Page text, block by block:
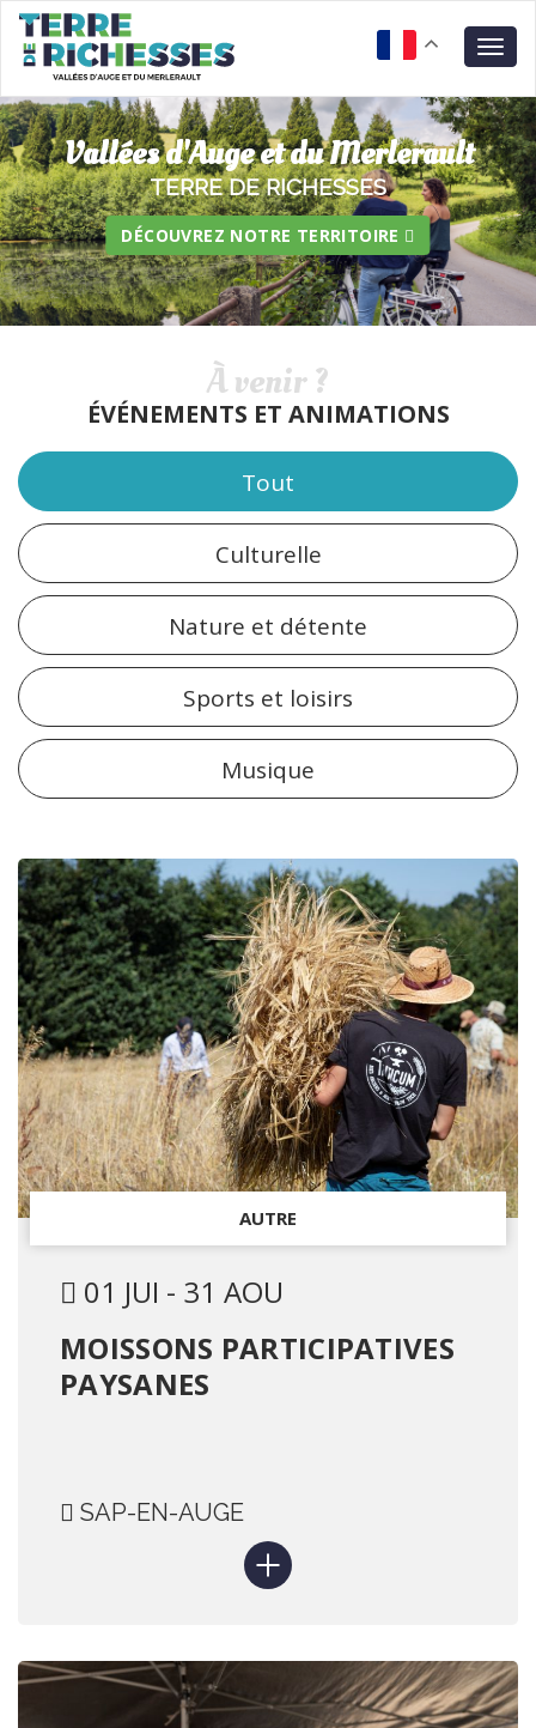
Aller
contenu
principal
Vallées d'Auge et du Merlerault
TERRE DE RICHESSES
DÉCOUVREZ NOTRE TERRITOIRE
À venir ?
ÉVÉNEMENTS ET ANIMATIONS
Tout
Culturelle
Nature et détente
Sports et loisirs
Musique
AUTRE
01 JUI - 31 AOU
MOISSONS PARTICIPATIVES
PAYSANES
SAP-EN-AUGE
Panneau de gestion des cookies